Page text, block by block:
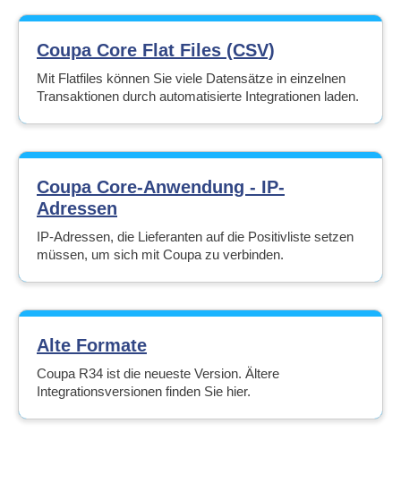
Coupa Core Flat Files (CSV)
Mit Flatfiles können Sie viele Datensätze in einzelnen
Transaktionen durch automatisierte Integrationen laden.
Coupa Core-Anwendung - IP-
Adressen
IP-Adressen, die Lieferanten auf die Positivliste setzen
müssen, um sich mit Coupa zu verbinden.
Alte Formate
Coupa R34 ist die neueste Version. Ältere
Integrationsversionen finden Sie hier.